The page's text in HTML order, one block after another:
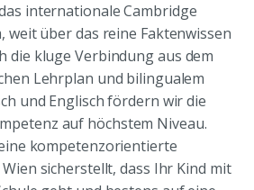
internationale Cambridge
weit über das reine Faktenwissen
die kluge Verbindung aus dem
Lehrplan und bilingualem
und Englisch fördern wir die
auf höchstem Niveau.
kompetenzorientierte
sicherstellt, dass Ihr Kind mit